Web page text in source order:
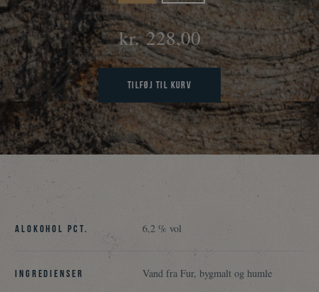
kr.228,00
Tilføj til kurv
Alokohol pct. 6,2 % vol
Ingredienser Vand fra Fur, bygmalt og humle